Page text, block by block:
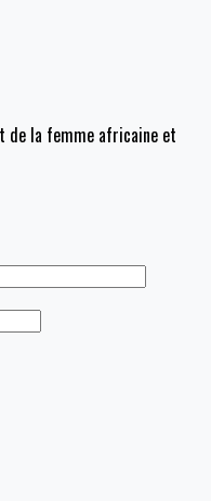
la femme africaine et